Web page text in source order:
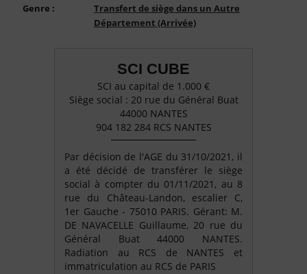
Genre :
Transfert de siège dans un Autre
Département (Arrivée)
SCI CUBE
SCI au capital de 1.000 €
Siège social : 20 rue du Général Buat
44000 NANTES
904 182 284 RCS NANTES
Par décision de l'AGE du 31/10/2021, il
a été décidé de transférer le siège
social à compter du 01/11/2021, au 8
rue du Château-Landon, escalier C,
1er Gauche - 75010 PARIS. Gérant: M.
DE NAVACELLE Guillaume, 20 rue du
Général Buat 44000 NANTES.
Radiation au RCS de NANTES et
immatriculation au RCS de PARIS